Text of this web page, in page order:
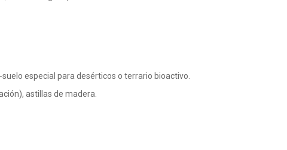
suelo especial para desérticos o terrario bioactivo.
astillas de madera.